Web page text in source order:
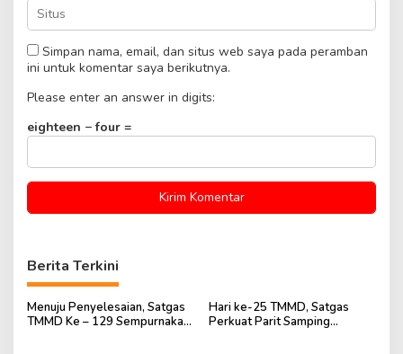
Simpan nama, email, dan situs web saya pada peramban
ini untuk komentar saya berikutnya.
Please enter an answer in digits:
eighteen − four =
Berita Terkini
Menuju Penyelesaian, Satgas
TMMD Ke – 129 Sempurnakan
Hari ke-25 TMMD, Satgas
Perkuat Parit Samping